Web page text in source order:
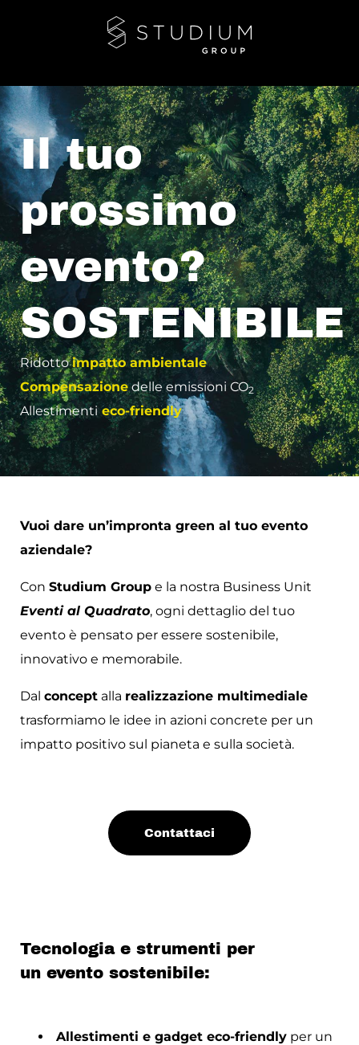
Il tuo
prossimo
evento?
SOSTENIBILE
Ridottoimpatto ambientale
Compensazionedelle emissioni CO2
Allestimenti eco-friendly
Vuoi dare un’impronta green al tuo evento
aziendale?
Con Studium Group e la nostra Business Unit
Eventi al Quadrato, ogni dettaglio del tuo
evento è pensato per essere sostenibile,
innovativo e memorabile.
Dal concept alla realizzazione multimediale
trasformiamo le idee in azioni concrete per un
impatto positivo sul pianeta e sulla società.
Contattaci
Tecnologia e strumenti per
un evento sostenibile:
Allestimenti e gadget eco-friendly per un